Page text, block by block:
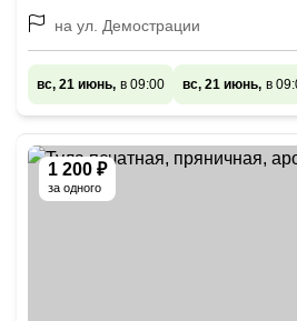
на ул. Демострации
вс, 21 июнь, в 09:00 вс, 21 июнь, в
1 200 ₽
за одного